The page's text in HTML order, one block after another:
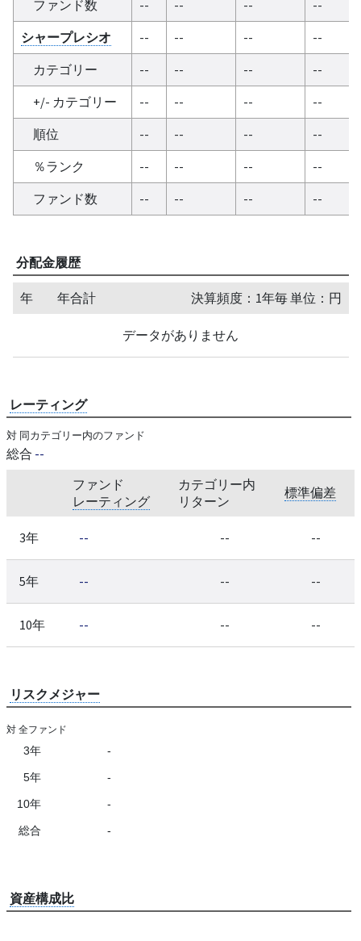
ファンド数 -- -- --
--
シャープレシオ
-- -- --
--
カテゴリー
-- -- --
--
+/- カテゴリー
-- -- --
--
順位
-- -- --
--
％ランク
-- -- --
--
ファンド数
-- -- -- --
分配金履歴
年 年合計 決算頻度：1年毎 単位：円
データがありません
レーティング
対 同カテゴリー内のファンド
総合 --
ファンド
レーティング
カテゴリー内
リターン
標準偏差
3年 -- -- --
5年 -- -- --
10年 -- -- --
リスクメジャー
対 全ファンド
3年 -
5年 -
10年 -
総合 -
資産構成比